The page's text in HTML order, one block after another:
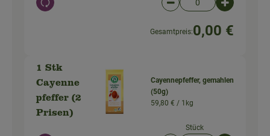
Auswahl ändern Artikelanzahl
Gesamtpreis:0,00 €
1 Stk
Cayenne
pfeffer (2
Prisen)
Cayennepfeffer, gemahlen
(50g)
59,80 € / 1kg
Stück